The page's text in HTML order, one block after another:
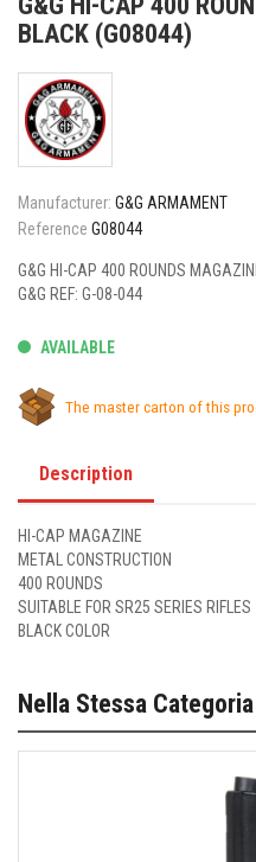
BLACK (G08044)
Manufacturer: G&G ARMAMENT
Reference G08044
G&G HI-CAP 400 ROUNDS
G&G REF: G-08-044
AVAILABLE
The master carton of this
Description
HI-CAP MAGAZINE
METAL CONSTRUCTION
400 ROUNDS
SUITABLE FOR SR25 SERIES RIFLES
BLACK COLOR
Nella Stessa Categoria